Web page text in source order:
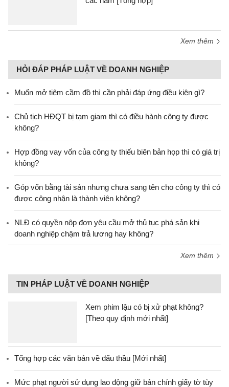
Xem thêm
HỎI ĐÁP PHÁP LUẬT VỀ DOANH NGHIỆP
Muốn mở tiệm cầm đồ thì cần phải đáp ứng điều kiện gì?
Chủ tịch HĐQT bị tạm giam thì có điều hành công ty được
không?
Hợp đồng vay vốn của công ty thiếu biên bản họp thì có giá trị
không?
Góp vốn bằng tài sản nhưng chưa sang tên cho công ty thì có
được công nhận là thành viên không?
NLĐ có quyền nộp đơn yêu cầu mở thủ tục phá sản khi
doanh nghiệp chậm trả lương hay không?
Xem thêm
TIN PHÁP LUẬT VỀ DOANH NGHIỆP
Xem phim lậu có bị xử phạt không?
[Theo quy định mới nhất]
Tổng hợp các văn bản về đấu thầu [Mới nhất]
Mức phạt người sử dụng lao động giữ bản chính giấy tờ tùy